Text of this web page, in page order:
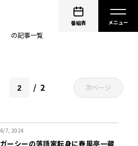
番組表
の記事一覧
2 次ページ
6/7, 2024
ガーシーの落語家転身に春風亭一蔵